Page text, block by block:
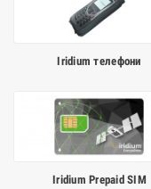
Iridium телефони
Iridium Prepaid SIM